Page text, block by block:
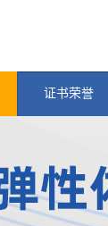
证书荣誉